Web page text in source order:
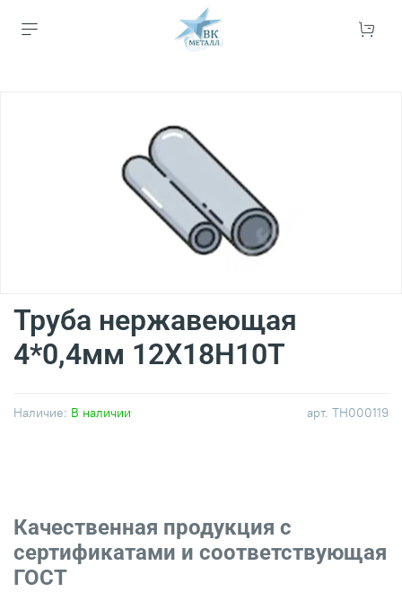
арт. ТН000119
Наличие: В наличии
Труба нержавеющая
4*0,4мм 12Х18Н10Т
Качественная продукция с
сертификатами и соответствующая
ГОСТ